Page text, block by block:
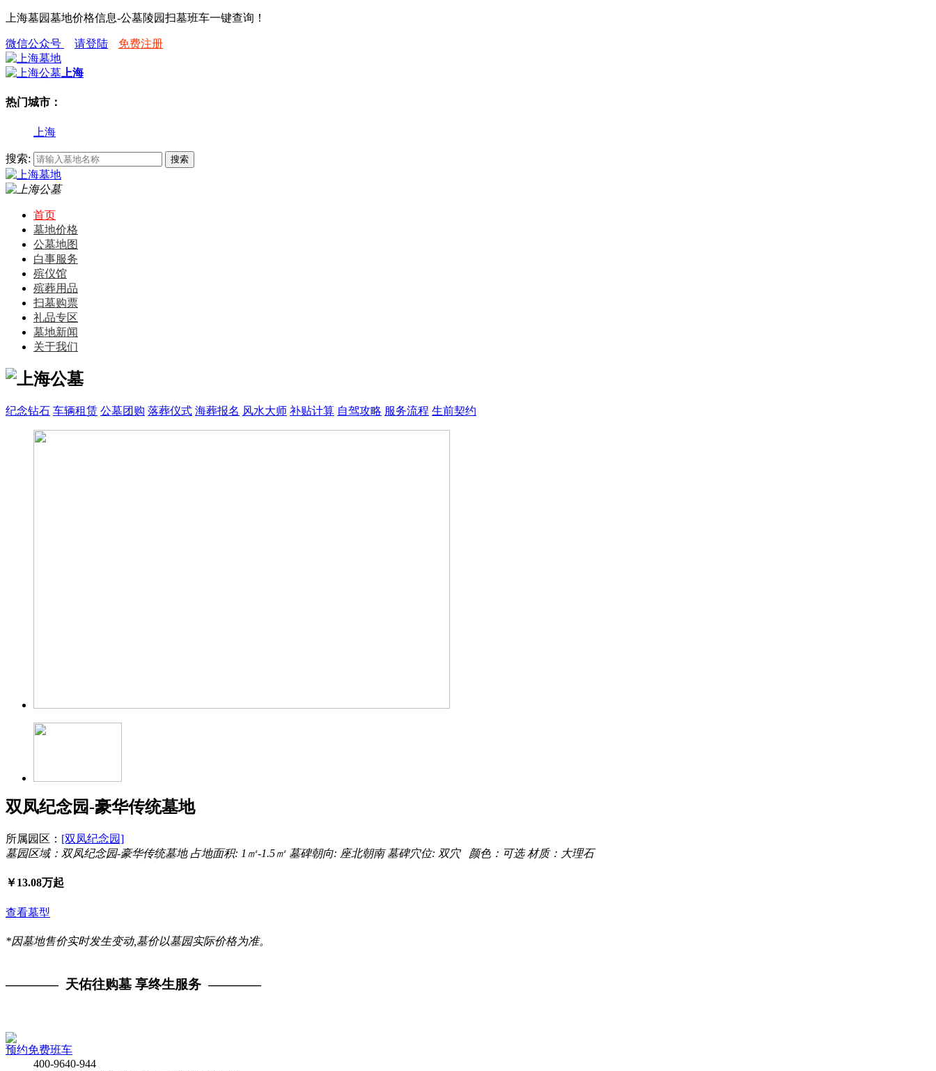
上海墓园墓地价格信息-公墓陵园扫墓班车一键查询！
微信公众号 请登陆 免费注册
上海
热门城市：
上海
搜索:
首页
墓地价格
公墓地图
白事服务
殡仪馆
殡葬用品
扫墓购票
礼品专区
墓地新闻
关于我们
纪念钻石 车辆租赁 公墓团购 落葬仪式 海葬报名 风水大师 补贴计算 自驾攻略 服务流程 生前契约
双凤纪念园-豪华传统墓地
所属园区： [双凤纪念园]
墓园区域：双凤纪念园-豪华传统墓地 占地面积: 1㎡-1.5㎡ 墓碑朝向: 座北朝南 墓碑穴位: 双穴 颜色：可选 材质：大理石
￥13.08万起
查看墓型
*因墓地售价实时发生变动,墓价以墓园实际价格为准。
———— 天佑往购墓 享终生服务 ————
预约免费班车
400-9640-944